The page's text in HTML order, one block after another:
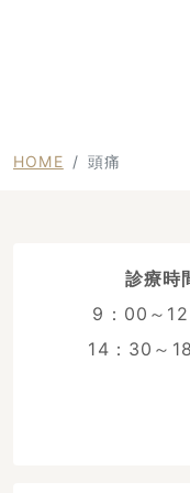
HOME 頭痛
診療時
9：00～
14：30～